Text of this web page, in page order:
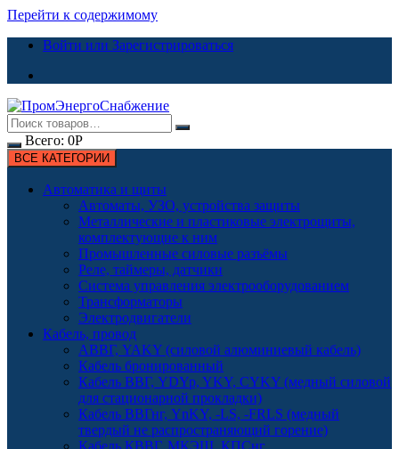
Перейти к содержимому
Войти или Зарегистрироваться
Всего: 0Р
ВСЕ КАТЕГОРИИ
Автоматика и щиты
Автоматы, УЗО, устройства защиты
Металлические и пластиковые электрощиты,
комплектующие к ним
Промышленные силовые разъёмы
Реле, таймеры, датчики
Система управления электрооборудованием
Трансформаторы
Электродвигатели
Кабель, провод
АВВГ, YAKY (силовой алюминиевый кабель)
Кабель бронированный
Кабель ВВГ, YDYp, YKY, CYKY (медный силовой
для стационарной прокладки)
Кабель ВВГнг, YnKY, -LS, -FRLS (медный
твердый не распространяющий горение)
Кабель КВВГ, МКЭШ, КПСнг